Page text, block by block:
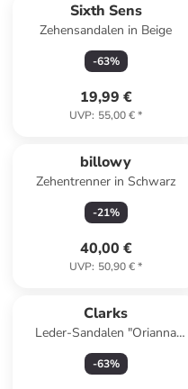
Sixth Sens
Zehensandalen in Beige
-63%
19,99 €
UVP: 55,00 €*
billowy
Zehentrenner in Schwarz
-21%
40,00 €
UVP: 50,90 €*
Clarks
Leder-Sandalen "Orianna
Twist" in Schwarz
-63%